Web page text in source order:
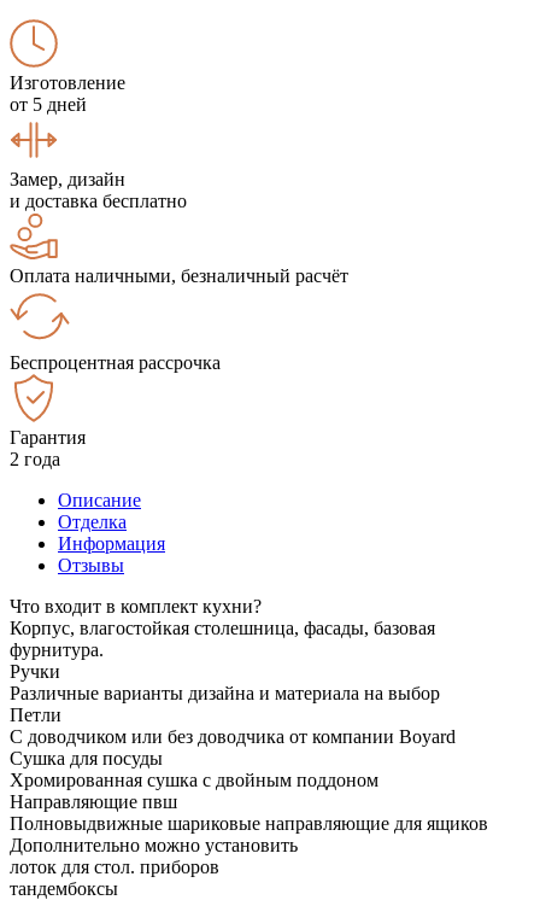
Изготовление
от 5 дней
Замер, дизайн
и доставка бесплатно
Оплата наличными, безналичный расчёт
Беспроцентная рассрочка
Гарантия
2 года
Описание
Отделка
Информация
Отзывы
Что входит в комплект кухни?
Корпус, влагостойкая столешница, фасады, базовая
фурнитура.
Ручки
Различные варианты дизайна и материала на выбор
Петли
С доводчиком или без доводчика от компании Boyard
Сушка для посуды
Хромированная сушка с двойным поддоном
Направляющие пвш
Полновыдвижные шариковые направляющие для ящиков
Дополнительно можно установить
лоток для стол. приборов
тандембоксы